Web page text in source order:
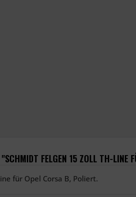
FELGEN 15 ZOLL TH-LINE
für Opel Corsa B, Poliert.